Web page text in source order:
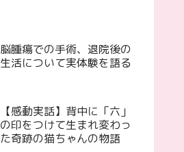
脳腫瘍での手術、退院後の
生活について実体験を語る
【感動実話】背中に「六」
の印をつけて生まれ変わっ
た奇跡の猫ちゃんの物語